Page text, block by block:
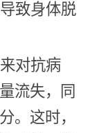
致身体脱
对抗病
流失，同
。这时，